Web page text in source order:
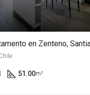
en Zenteno,
51.00m²